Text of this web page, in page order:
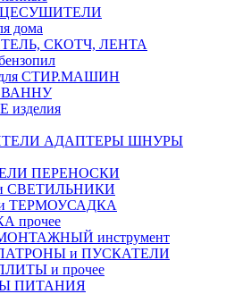
дома
СКОТЧ, ЛЕНТА
СТИР.МАШИН
АДАПТЕРЫ ШНУРЫ
ПЕРЕНОСКИ
СВЕТИЛЬНИКИ
ТЕРМОУСАДКА
прочее
инструмент
и ПУСКАТЕЛИ
и прочее
ПИТАНИЯ